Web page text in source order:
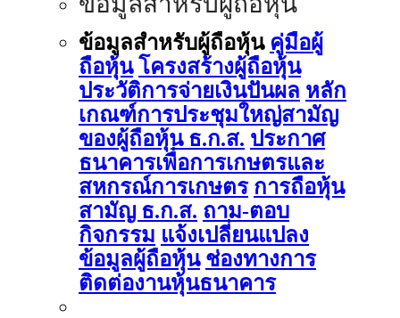
ข้อมูลสำหรับผู้ถือหุ้น คู่มือผู้
ถือหุ้น โครงสร้างผู้ถือหุ้น
ประวัติการจ่ายเงินปันผล หลัก
เกณฑ์การประชุมใหญ่สามัญ
ของผู้ถือหุ้น ธ.ก.ส. ประกาศ
ธนาคารเพื่อการเกษตรและ
สหกรณ์การเกษตร การถือหุ้น
สามัญ ธ.ก.ส. ถาม-ตอบ
กิจกรรม แจ้งเปลี่ยนแปลง
ข้อมูลผู้ถือหุ้น ช่องทางการ
ติดต่องานหุ้นธนาคาร